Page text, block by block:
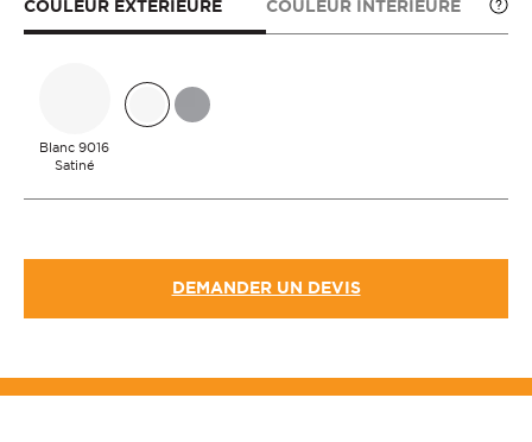
COULEUR EXTÉRIEURE COULEUR INTÉRIEURE
Blanc 9016
Satiné
DEMANDER UN DEVIS